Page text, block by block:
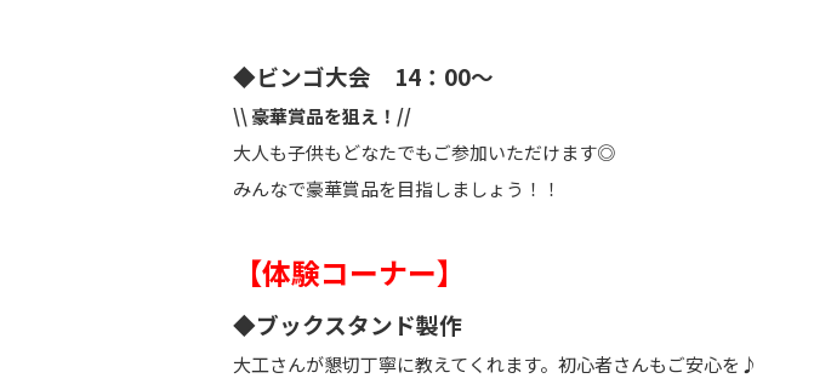
◆ビンゴ大会 14：00～
\\ 豪華賞品を狙え！//
大人も子供もどなたでもご参加いただけます◎
みんなで豪華賞品を目指しましょう！！
【体験コーナー】
◆ブックスタンド製作
大工さんが懇切丁寧に教えてくれます。初心者さんもご安心を♪